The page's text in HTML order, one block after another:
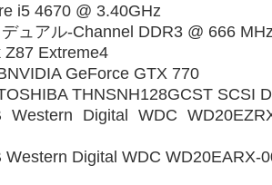
i5 4670 @ 3.40GHz
ュアル-Channel DDR3 @ 666
Z87 Extreme4
GeForce GTX 770
THNSNH128GCST SCSI
Western Digital WDC
Western Digital WDC WD20EARX-